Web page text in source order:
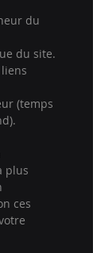
du
du site.
(temps
plus
ces